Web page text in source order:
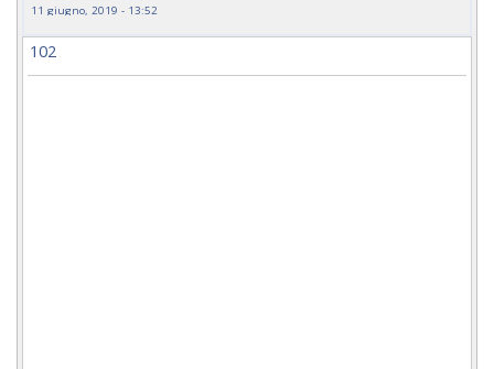
11 giugno, 2019 - 13:52
102